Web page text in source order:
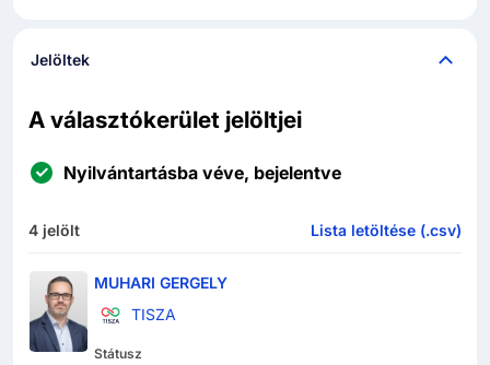
Jelöltek
A választókerület jelöltjei
Nyilvántartásba véve, bejelentve
4 jelölt Lista letöltése (.csv)
MUHARI GERGELY
TISZA
Státusz